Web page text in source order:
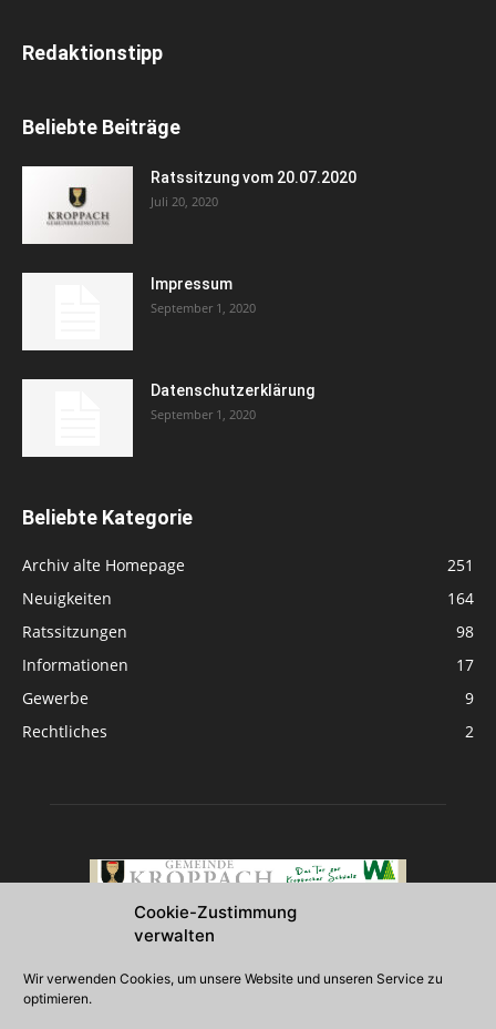
Cookie-Zustimmung
verwalten
Wir verwenden Cookies, um unsere Website und unseren Service zu
optimieren.
Redaktionstipp
Beliebte Beiträge
Ratssitzung vom 20.07.2020
Juli 20, 2020
Impressum
September 1, 2020
Datenschutzerklärung
September 1, 2020
Beliebte Kategorie
Archiv alte Homepage
251
Neuigkeiten
164
Ratssitzungen
98
Informationen
17
Gewerbe
9
Rechtliches
2